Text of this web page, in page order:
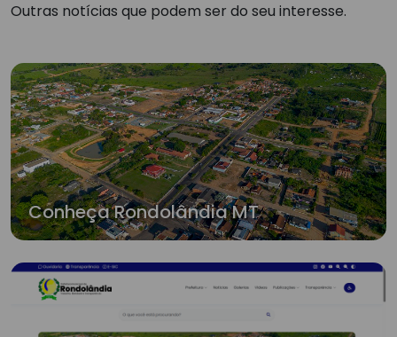
Outras notícias que podem ser do seu interesse.
Conheça Rondolândia MT